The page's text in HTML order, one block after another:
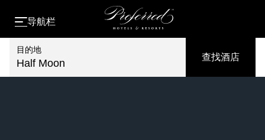
导航栏
目的地
Half Moon
查找酒店